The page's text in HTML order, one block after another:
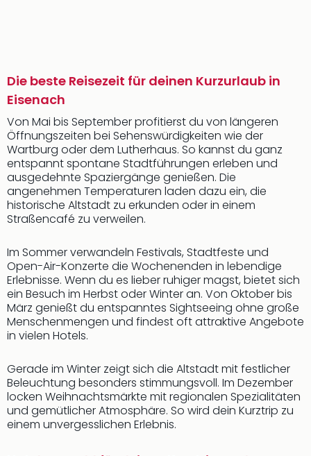
Die beste Reisezeit für deinen Kurzurlaub in
Eisenach
Von Mai bis September profitierst du von längeren
Öffnungszeiten bei Sehenswürdigkeiten wie der
Wartburg oder dem Lutherhaus. So kannst du ganz
entspannt spontane Stadtführungen erleben und
ausgedehnte Spaziergänge genießen. Die
angenehmen Temperaturen laden dazu ein, die
historische Altstadt zu erkunden oder in einem
Straßencafé zu verweilen.
Im Sommer verwandeln Festivals, Stadtfeste und
Open-Air-Konzerte die Wochenenden in lebendige
Erlebnisse. Wenn du es lieber ruhiger magst, bietet sich
ein Besuch im Herbst oder Winter an. Von Oktober bis
März genießt du entspanntes Sightseeing ohne große
Menschenmengen und findest oft attraktive Angebote
in vielen Hotels.
Gerade im Winter zeigt sich die Altstadt mit festlicher
Beleuchtung besonders stimmungsvoll. Im Dezember
locken Weihnachtsmärkte mit regionalen Spezialitäten
und gemütlicher Atmosphäre. So wird dein Kurztrip zu
einem unvergesslichen Erlebnis.